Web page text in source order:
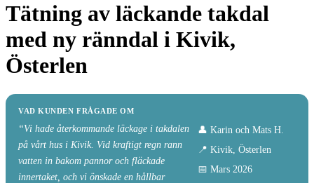
Tätning av läckande takdal
med ny ränndal i Kivik,
Österlen
VAD KUNDEN FRÅGADE OM
“Vi hade återkommande läckage i takdalen
på vårt hus i Kivik. Vid kraftigt regn rann
vatten in bakom pannor och fläckade
innertaket, och vi önskade en hållbar
👤 Karin och Mats H.
📍 Kivik, Österlen
📅 Mars 2026